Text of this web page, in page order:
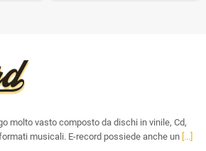
molto vasto composto da dischi in vinile, Cd,
musicali. E-record possiede anche un [...]